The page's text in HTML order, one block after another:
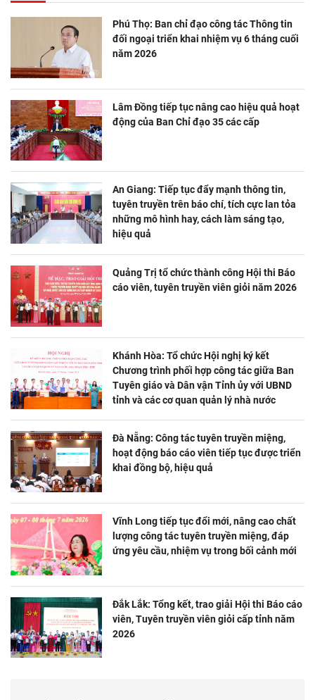
Phú Thọ: Ban chỉ đạo công tác Thông tin
đối ngoại triển khai nhiệm vụ 6 tháng cuối
năm 2026
Lâm Đồng tiếp tục nâng cao hiệu quả hoạt
động của Ban Chỉ đạo 35 các cấp
An Giang: Tiếp tục đẩy mạnh thông tin,
tuyên truyền trên báo chí, tích cực lan tỏa
những mô hình hay, cách làm sáng tạo,
hiệu quả
Quảng Trị tổ chức thành công Hội thi Báo
cáo viên, tuyên truyền viên giỏi năm 2026
Khánh Hòa: Tổ chức Hội nghị ký kết
Chương trình phối hợp công tác giữa Ban
Tuyên giáo và Dân vận Tỉnh ủy với UBND
tỉnh và các cơ quan quản lý nhà nước
Đà Nẵng: Công tác tuyên truyền miệng,
hoạt động báo cáo viên tiếp tục được triển
khai đồng bộ, hiệu quả
Vĩnh Long tiếp tục đổi mới, nâng cao chất
lượng công tác tuyên truyền miệng, đáp
ứng yêu cầu, nhiệm vụ trong bối cảnh mới
Đắk Lắk: Tổng kết, trao giải Hội thi Báo cáo
viên, Tuyên truyền viên giỏi cấp tỉnh năm
2026